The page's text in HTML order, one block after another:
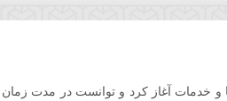
اواخر سال 86 با هدف ارائه بهترین کالاها و خدمات